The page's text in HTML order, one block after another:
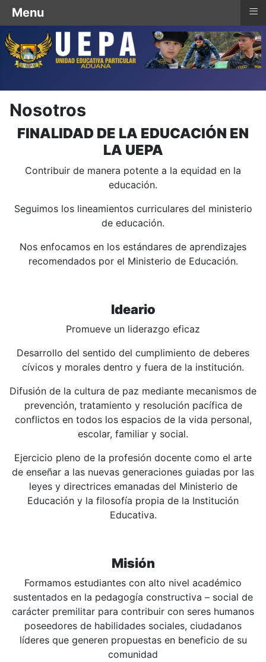
Nosotros
FINALIDAD DE LA EDUCACIÓN EN
LA UEPA
Contribuir de manera potente a la equidad en la
educación.
Seguimos los lineamientos curriculares del ministerio
de educación.
Nos enfocamos en los estándares de aprendizajes
recomendados por el Ministerio de Educación.
Ideario
Promueve un liderazgo eficaz
Desarrollo del sentido del cumplimiento de deberes
cívicos y morales dentro y fuera de la institución.
Difusión de la cultura de paz mediante mecanismos de
prevención, tratamiento y resolución pacífica de
conflictos en todos los espacios de la vida personal,
escolar, familiar y social.
Ejercicio pleno de la profesión docente como el arte
de enseñar a las nuevas generaciones guiadas por las
leyes y directrices emanadas del Ministerio de
Educación y la filosofía propia de la Institución
Educativa.
Misión
Formamos estudiantes con alto nivel académico
sustentados en la pedagogía constructiva – social de
carácter premilitar para contribuir con seres humanos
poseedores de habilidades sociales, ciudadanos
líderes que generen propuestas en beneficio de su
comunidad
Menu ≡